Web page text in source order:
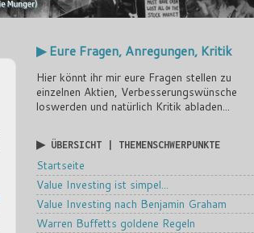
▶ Eure Fragen, Anregungen, Kritik
Hier könnt ihr mir eure Fragen stellen zu
einzelnen Aktien, Verbesserungswünsche
loswerden und natürlich Kritik abladen...
▶ ÜBERSICHT | THEMENSCHWERPUNKTE
Startseite
Value Investing ist simpel...
Value Investing nach Benjamin Graham
Warren Buffetts goldene Regeln